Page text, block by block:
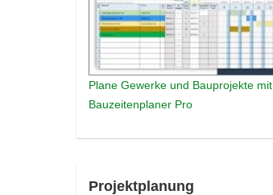
Plane Gewerke und Bauprojekte mit
Bauzeitenplaner Pro
Projektplanung